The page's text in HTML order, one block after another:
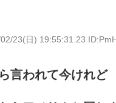
23(日) 19:55:31.23
言われて今けれど